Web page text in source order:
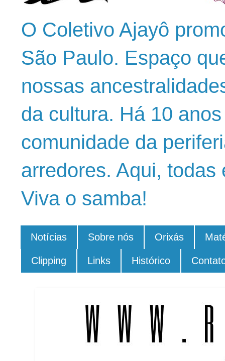
O Coletivo Ajayô
São Paulo. Espaço
nossas
da cultura. Há 10
comunidade da
arredores. Aqui,
Viva o samba!
Notícias Sobre nós Orixás
Clipping Links Histórico